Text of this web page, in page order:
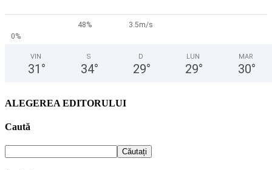
48%
3.5m/s
0%
VIN
31 °
S
34°
D
29°
LUN
29°
MAR
30°
ALEGEREA EDITORULUI
Caută